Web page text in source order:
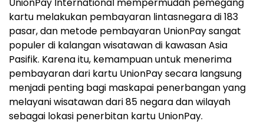
UnionPay International mempermudah pemegang
kartu melakukan pembayaran lintasnegara di 183
pasar, dan metode pembayaran UnionPay sangat
populer di kalangan wisatawan di kawasan Asia
Pasifik. Karena itu, kemampuan untuk menerima
pembayaran dari kartu UnionPay secara langsung
menjadi penting bagi maskapai penerbangan yang
melayani wisatawan dari 85 negara dan wilayah
sebagai lokasi penerbitan kartu UnionPay.